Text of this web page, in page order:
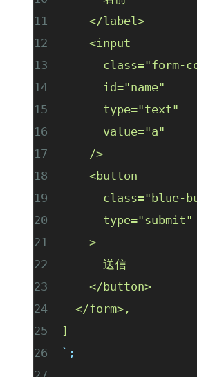
    </label>
    <input
class="form-
      id="name"
      type="text"
      value="a"
    />
    <button
class="blue-
      type="submit"
    >
      送信
    </button>
  </form>,
]
` ;